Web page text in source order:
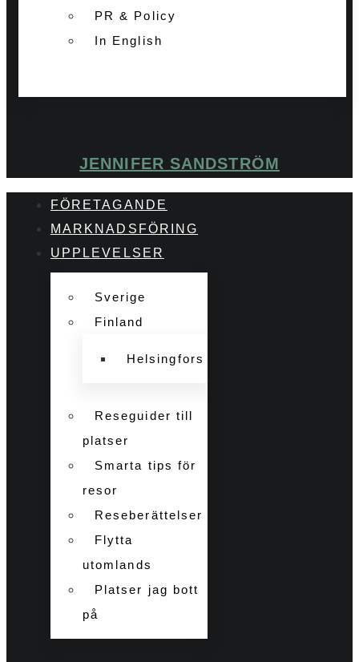
PR & Policy
In English
JENNIFER SANDSTRÖM
FÖRETAGANDE
MARKNADSFÖRING
UPPLEVELSER
Sverige
Finland
Helsingfors
Reseguider till
platser
Smarta tips för
resor
Reseberättelser
Flytta
utomlands
Platser jag bott
på